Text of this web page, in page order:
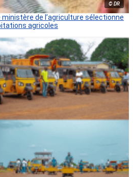
© DR
ministère de l’agriculture sélectionne
agricoles